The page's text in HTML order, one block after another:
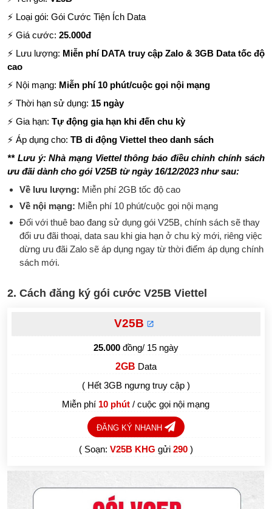
⚡ Loại gói: Gói Cước Tiện Ích Data
⚡ Giá cước:25.000đ
⚡ Lưu lượng: Miễn phí DATA truy cập Zalo & 3GB Data tốc độ
cao
⚡ Nội mạng: Miễn phí 10 phút/cuộc gọi nội mạng
⚡ Thời hạn sử dụng: 15 ngày
⚡ Gia hạn: Tự động gia hạn khi đến chu kỳ
⚡ Áp dụng cho:TB di động Viettel theo danh sách
** Lưu ý: Nhà mạng Viettel thông báo điều chỉnh chính sách
ưu đãi dành cho gói V25B từ ngày 16/12/2023 như sau:
Về lưu lượng: Miễn phí 2GB tốc độ cao
Về nội mạng: Miễn phí 10 phút/cuộc gọi nội mạng
Đối với thuê bao đang sử dụng gói V25B, chính sách sẽ thay
đổi ưu đãi thoại, data sau khi gia hạn ở chu kỳ mới, riêng việc
dừng ưu đãi Zalo sẽ áp dụng ngay từ thời điểm áp dụng chính
sách mới.
2. Cách đăng ký gói cước V25B Viettel
V25B
25.000đồng/ 15 ngày
2GB Data
( Hết 3GB ngưng truy cập )
Miễn phí 10 phút / cuộc gọi nội mạng
ĐĂNG KÝ NHANH
( Soạn: V25B KHG gửi 290)